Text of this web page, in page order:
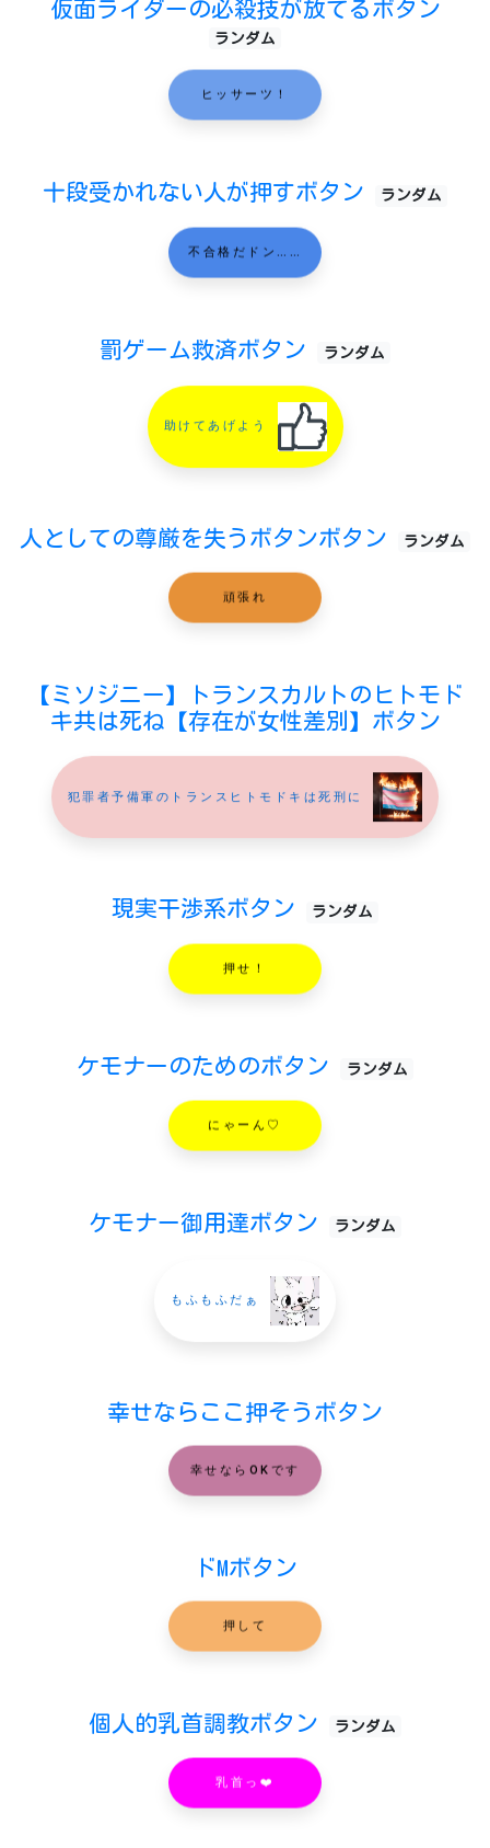
仮面ライダーの必殺技が放てるボタン
ランダム
ヒッサーツ！
十段受かれない人が押すボタン ランダム
不合格だドン……
罰ゲーム救済ボタン ランダム
助けてあげよう
人としての尊厳を失うボタンボタン ランダム
頑張れ
【ミソジニー】トランスカルトのヒトモド
キ共は死ね【存在が女性差別】ボタン
犯罪者予備軍のトランスヒトモドキは死刑に
現実干渉系ボタン ランダム
押せ！
ケモナーのためのボタン ランダム
にゃーん♡
ケモナー御用達ボタン ランダム
もふもふだぁ
幸せならここ押そうボタン
幸せならOKです
ドMボタン
押して
個人的乳首調教ボタン ランダム
乳首っ❤️